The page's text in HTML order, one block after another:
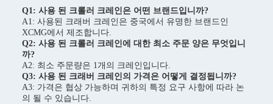
Q1: 사용 된 크롤러 크레인은 어떤 브랜드입니까?
A1: 사용된 크래버 크레인은 중국에서 유명한 브랜드인
XCMG에서 제조합니다.
Q2: 사용 된 크롤러 크레인에 대한 최소 주문 양은 무엇입니
까?
A2: 최소 주문량은 1개의 크레인입니다.
Q3: 사용 된 크래버 크레인의 가격은 어떻게 결정됩니까?
A3: 가격은 협상 가능하며 귀하의 특정 요구 사항에 따라 논
의 될 수 있습니다.